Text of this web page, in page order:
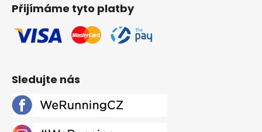
Přijímáme tyto platby
Sledujte nás